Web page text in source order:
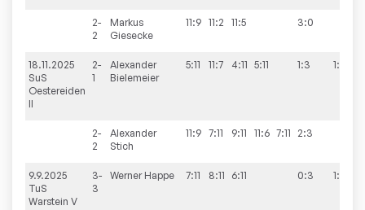
2-
2
Markus
Giesecke
11:9 11:2 11:5 3:0
18.11.2025
SuS
Oestereiden
II
2-
1
Alexander
Bielemeier
5:11 11:7 4:11 5:11 1:3 1:9
2-
2
Alexander
Stich
11:9 7:11 9:11 11:6 7:11 2:3
9.9.2025
TuS
Warstein V
3-
3
Werner Happe 7:11 8:11 6:11 0:3 1:9